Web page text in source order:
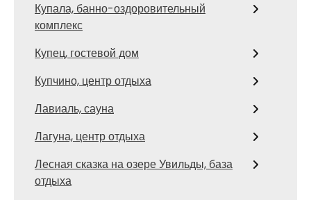
Купала, банно-оздоровительный
комплекс
Купец, гостевой дом
Купчино, центр отдыха
Лавиаль, сауна
Лагуна, центр отдыха
Лесная сказка на озере Увильды, база
отдыха